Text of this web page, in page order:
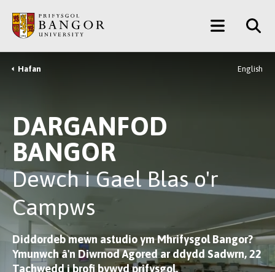
Prif
Gynnwys
Main
Menu
Breadcrumb
Hafan English
DARGANFOD
BANGOR
Dewch i Gael Blas o'r
Campws
Diddordeb mewn astudio ym Mhrifysgol Bangor?
Ymunwch â'n Diwrnod Agored ar ddydd Sadwrn, 22
Tachweddi brofi bywyd prifysgol.